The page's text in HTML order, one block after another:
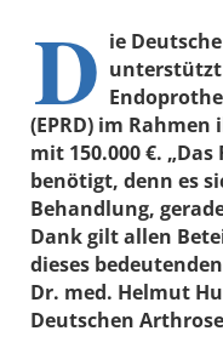
D ie
unterstützt
(EPRD) im
mit 150.000 €.
benötigt, denn es
Behandlung,
Dank gilt allen
dieses
Dr. med. Helmut
Deutschen